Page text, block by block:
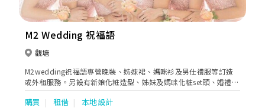
M2 Wedding 祝福語
觀塘
M2wedding祝福語專營晚裝、姊妹裙、媽咪衫及男仕禮服等訂造
或外租服務。另設有新娘化粧造型、姊妹及媽咪化粧set頭、婚禮攝
影等一站式多元化產品服務。
購買 租借 本地設計